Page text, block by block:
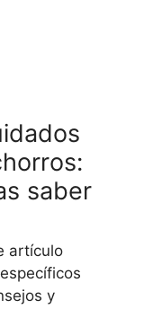
saber
artículo
y